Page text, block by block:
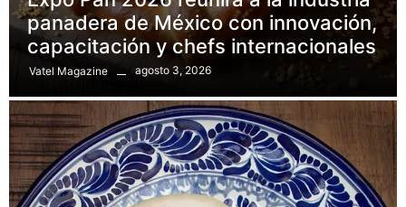
panadera de México con innovación,
capacitación y chefs internacionales
Vatel Magazine agosto 3, 2026